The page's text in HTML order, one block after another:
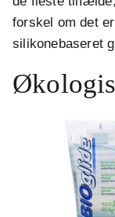
forskel om det
silikonebaseret